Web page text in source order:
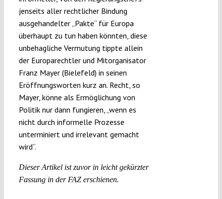
jenseits aller rechtlicher Bindung
ausgehandelter „Pakte“ für Europa
überhaupt zu tun haben könnten, diese
unbehagliche Vermutung tippte allein
der Europarechtler und Mitorganisator
Franz Mayer (Bielefeld) in seinen
Eröffnungsworten kurz an. Recht, so
Mayer, könne als Ermöglichung von
Politik nur dann fungieren, „wenn es
nicht durch informelle Prozesse
unterminiert und irrelevant gemacht
wird“.
Dieser Artikel ist zuvor in leicht gekürzter
Fassung in der FAZ erschienen.